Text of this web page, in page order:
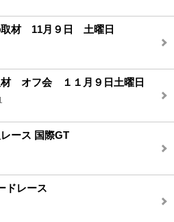
取材 11月９日 土曜日
材 オフ会 １１月９日土曜日
ース 国際GT
ドレース